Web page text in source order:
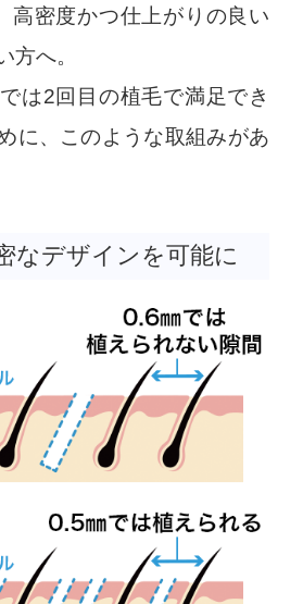
高密度かつ仕上がりの良い
方へ。
は2回目の植毛で満足でき
に、このような取組みがあ
なデザインを可能に